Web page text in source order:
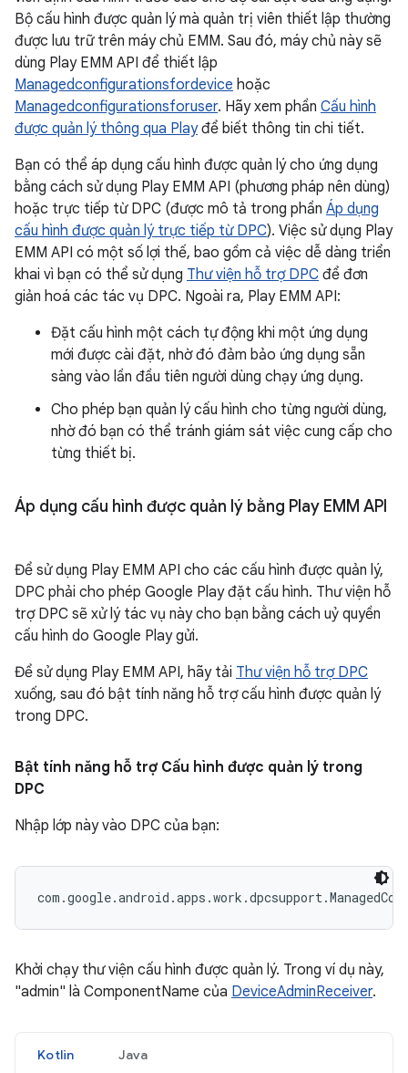
Bộ cấu hình được quản lý mà quản trị viên thiết lập thường
được lưu trữ trên máy chủ EMM. Sau đó, máy chủ này sẽ
dùng Play EMM API để thiết lập
Managedconfigurationsfordevice hoặc
Managedconfigurationsforuser. Hãy xem phần Cấu hình
được quản lý thông qua Playđể biết thông tin chi tiết.
Bạn có thể áp dụng cấu hình được quản lý cho ứng dụng
bằng cách sử dụng Play EMM API (phương pháp nên dùng)
hoặc trực tiếp từ DPC (được mô tả trong phần Áp dụng
cấu hình được quản lý trực tiếp từ DPC). Việc sử dụng Play
EMM API có một số lợi thế, bao gồm cả việc dễ dàng triển
khai vì bạn có thể sử dụng Thư viện hỗ trợ DPC để đơn
giản hoá các tác vụ DPC. Ngoài ra, Play EMM API:
Đặt cấu hình một cách tự động khi một ứng dụng
mới được cài đặt, nhờ đó đảm bảo ứng dụng sẵn
sàng vào lần đầu tiên người dùng chạy ứng dụng.
Cho phép bạn quản lý cấu hình cho từng người dùng,
nhờ đó bạn có thể tránh giám sát việc cung cấp cho
từng thiết bị.
Áp dụng cấu hình được quản lý bằng Play EMM API
Để sử dụng Play EMM API cho các cấu hình được quản lý,
DPC phải cho phép Google Play đặt cấu hình. Thư viện hỗ
trợ DPC sẽ xử lý tác vụ này cho bạn bằng cách uỷ quyền
cấu hình do Google Play gửi.
Để sử dụng Play EMM API, hãy tải Thư viện hỗ trợ DPC
xuống, sau đó bật tính năng hỗ trợ cấu hình được quản lý
trong DPC.
Bật tính năng hỗ trợ Cấu hình được quản lý trong
DPC
Nhập lớp này vào DPC của bạn:
Khởi chạy thư viện cấu hình được quản lý. Trong ví dụ này,
"admin" là ComponentName của DeviceAdminReceiver.
Kotlin Java